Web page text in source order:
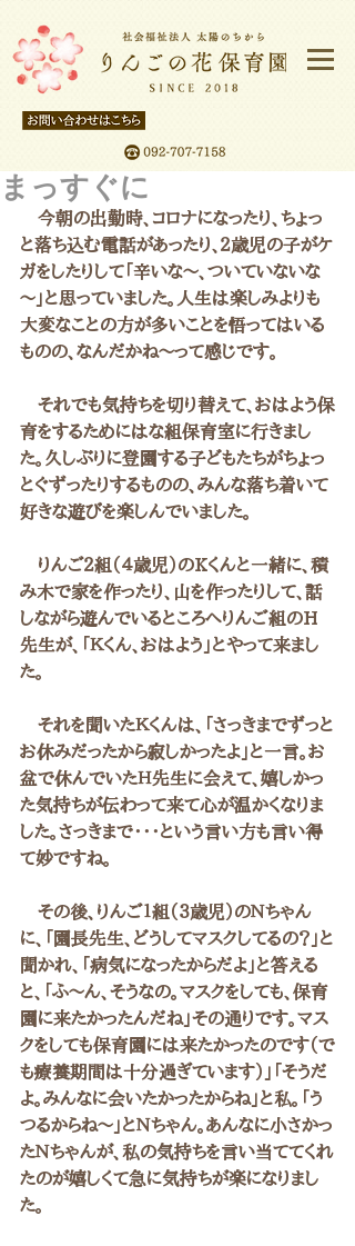
まっすぐに
今朝の出勤時、コロナになったり、ちょっ
と落ち込む電話があったり、２歳児の子がケ
ガをしたりして「辛いな～、ついていないな
～」と思っていました。人生は楽しみよりも
大変なことの方が多いことを悟ってはいる
ものの、なんだかね～って感じです。
それでも気持ちを切り替えて、おはよう保
育をするためにはな組保育室に行きまし
た。久しぶりに登園する子どもたちがちょっ
とぐずったりするものの、みんな落ち着いて
好きな遊びを楽しんでいました。
りんご２組（４歳児）のKくんと一緒に、積
み木で家を作ったり、山を作ったりして、話
しながら遊んでいるところへりんご組のH
先生が、「Ｋくん、おはよう」とやって来まし
た。
それを聞いたＫくんは、「さっきまでずっと
お休みだったから寂しかったよ」と一言。お
盆で休んでいたＨ先生に会えて、嬉しかっ
た気持ちが伝わって来て心が温かくなりま
した。さっきまで・・・という言い方も言い得
て妙ですね。
その後、りんご１組（３歳児）のＮちゃん
に、「園長先生、どうしてマスクしてるの？」と
聞かれ、「病気になったからだよ」と答える
と、「ふ～ん、そうなの。マスクをしても、保育
園に来たかったんだね」その通りです。マス
クをしても保育園には来たかったのです（で
も療養期間は十分過ぎています）」「そうだ
よ。みんなに会いたかったからね」と私。「う
つるからね～」とＮちゃん。あんなに小さかっ
たＮちゃんが、私の気持ちを言い当ててくれ
たのが嬉しくて急に気持ちが楽になりまし
た。